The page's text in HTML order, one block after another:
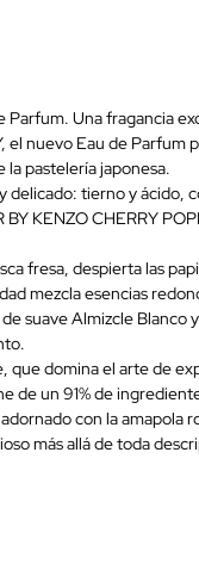
Parfum. Una fragancia
el nuevo Eau de
la pastelería japonesa.
tierno y ácido,
BY KENZO CHERRY
fresa, despierta las
mezcla esencias
suave Almizcle Blanco
que domina el arte de
de un 91% de
con la amapola
más allá de toda